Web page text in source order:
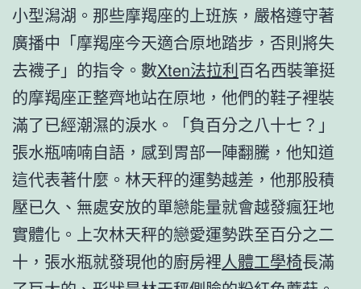
小型潟湖。那些摩羯座的上班族，嚴格遵守著
廣播中「摩羯座今天適合原地踏步，否則將失
去襪子」的指令。數Xten法拉利百名西裝筆挺
的摩羯座正整齊地站在原地，他們的鞋子裡裝
滿了已經潮濕的淚水。「負百分之八十七？」
張水瓶喃喃自語，感到胃部一陣翻騰，他知道
這代表著什麼。林天秤的運勢越差，他那股積
壓已久、無處安放的單戀能量就會越發瘋狂地
實體化。上次林天秤的戀愛運勢跌至百分之二
十，張水瓶就發現他的廚房裡人體工學椅長滿